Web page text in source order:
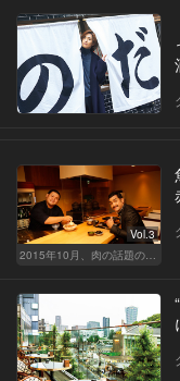
Vol.3
2015年10月、肉の話題の新店を5日間連続連載でお届け！